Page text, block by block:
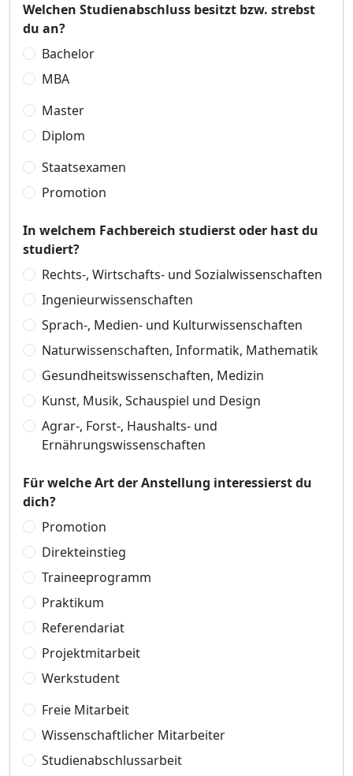
Welchen Studienabschluss besitzt bzw. strebst
du an?
Bachelor
MBA
Master
Diplom
Staatsexamen
Promotion
In welchem Fachbereich studierst oder hast du
studiert?
Rechts-, Wirtschafts- und Sozialwissenschaften
Ingenieurwissenschaften
Sprach-, Medien- und Kulturwissenschaften
Naturwissenschaften, Informatik, Mathematik
Gesundheitswissenschaften, Medizin
Kunst, Musik, Schauspiel und Design
Agrar-, Forst-, Haushalts- und
Ernährungswissenschaften
Für welche Art der Anstellung interessierst du
dich?
Promotion
Direkteinstieg
Traineeprogramm
Praktikum
Referendariat
Projektmitarbeit
Werkstudent
Freie Mitarbeit
Wissenschaftlicher Mitarbeiter
Studienabschlussarbeit